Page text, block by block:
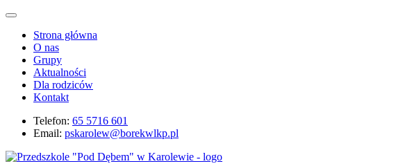
Strona główna
O nas
Grupy
Aktualności
Dla rodziców
Kontakt
Telefon: 65 5716 601
Email: pskarolew@borekwlkp.pl